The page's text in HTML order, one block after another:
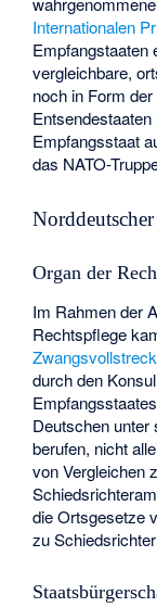
Internationalen
Empfangstaaten
vergleichbare,
noch in Form
Empfangsstaat
das NATO-
Organ der
Im Rahmen der
Rechtspflege
durch den
Deutschen unter
berufen, nicht
von Vergleichen
die Ortsgesetze
zu